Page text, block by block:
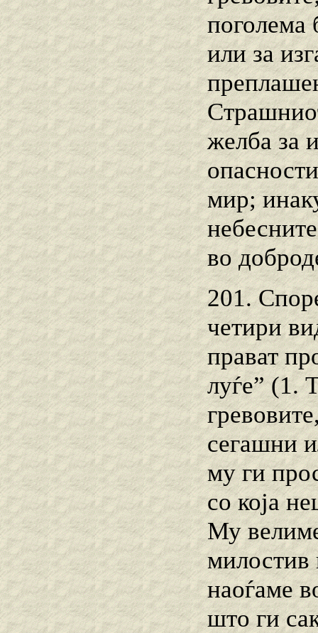
поголема
или за
желба за
мир;
во
201.
четири
прават
луѓе” (1.
сегашни
му ги
со која
Му
милостив
наоѓаме
што ги